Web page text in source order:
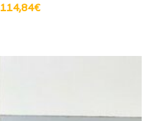
114,84€